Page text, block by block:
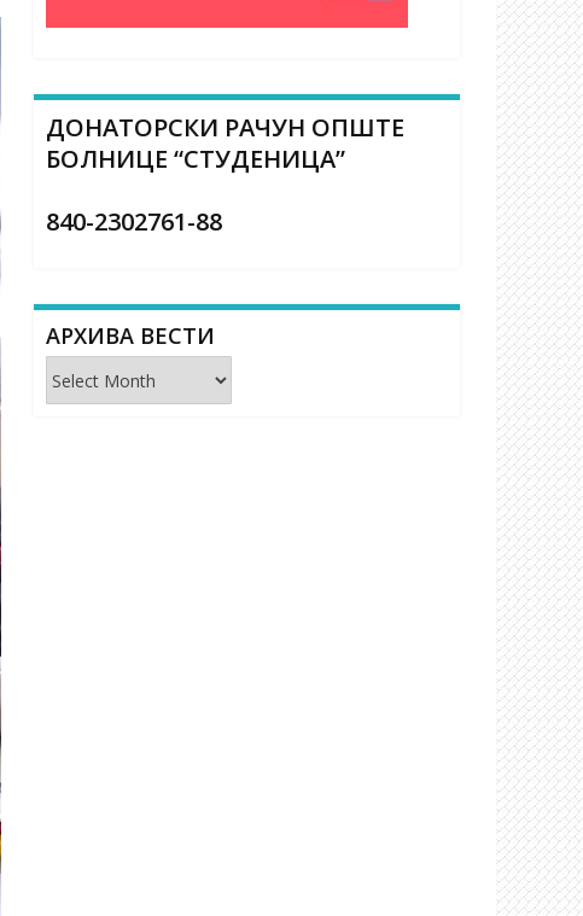
ДОНАТОРСКИ РАЧУН ОПШТЕ
БОЛНИЦЕ “СТУДЕНИЦА”
840-2302761-88
АРХИВА ВЕСТИ
Архива
вести